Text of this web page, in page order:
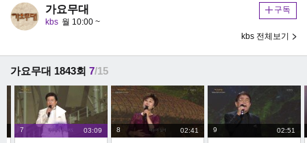
가요무대
kbs 월 10:00 ~
구독
kbs 전체보기
가요무대 1843회 7/15
7 03:09 8 02:41 9 02:51